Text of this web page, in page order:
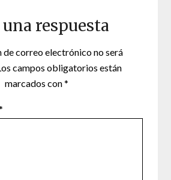
respuesta
de correo electrónico no será
campos obligatorios están
marcados con*